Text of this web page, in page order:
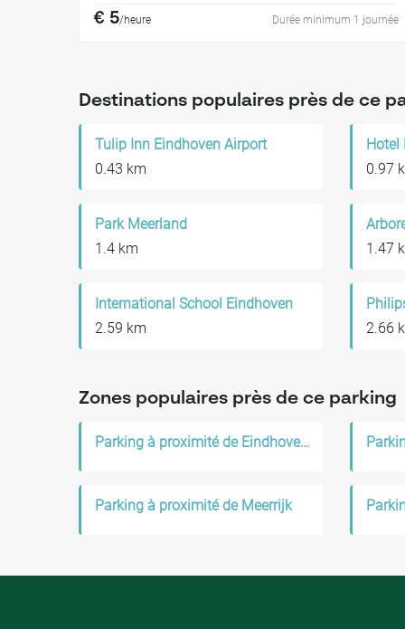
€ 5/heure Durée minimum 1 journée
Destinations populaires près de ce
Tulip Inn Eindhoven Airport
0.43 km
Hotel
0.97
Park Meerland
1.4 km
1.47
International School Eindhoven
2.59 km
2.66
Zones populaires près de ce parking
Parking à proximité de Eindhoven Airport
Parking à proximité de Meerrijk